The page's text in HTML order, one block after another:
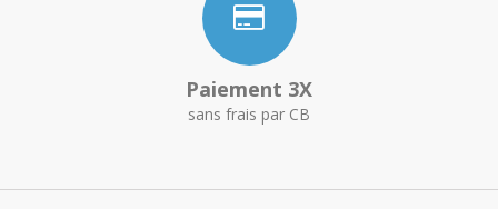
Paiement 3X
sans frais par CB